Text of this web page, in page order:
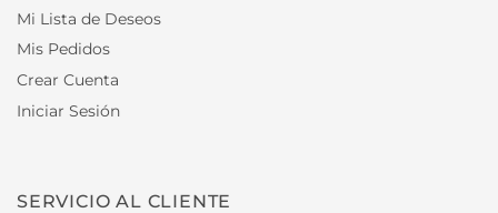
Mi Lista de Deseos
Mis Pedidos
Crear Cuenta
Iniciar Sesión
SERVICIO AL CLIENTE